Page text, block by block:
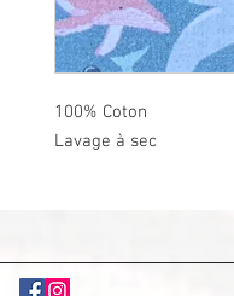
100% Coton
Lavage à sec